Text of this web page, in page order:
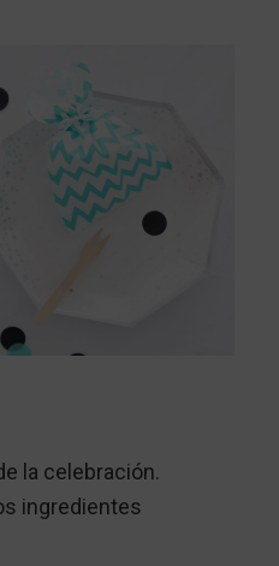
la celebración.
ingredientes